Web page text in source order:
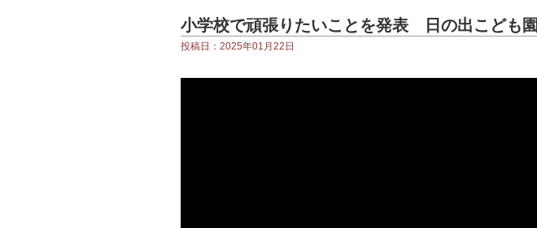
小学校で頑張りたいことを発表 日の出こども園
投稿日：2025年01月22日